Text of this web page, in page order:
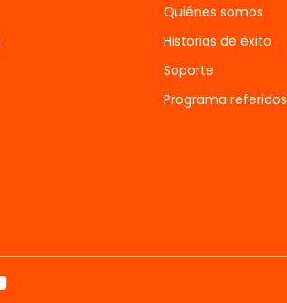
Quiénes somos
Historias de éxito
Soporte
Programa referidos